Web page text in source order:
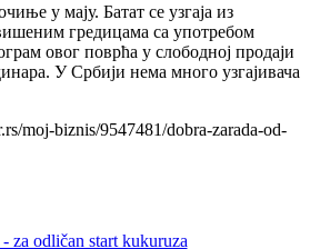
у мају. Батат се узгаја из
гредицама са употребом
овог поврћа у слободној продаји
У Србији нема много узгајивача
moj-biznis/9547481/dobra-zarada-od-